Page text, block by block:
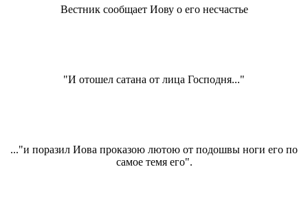
Вестник сообщает Иову о его несчастье
"И отошел сатана от лица Господня..."
..."и поразил Иова проказою лютою от подошвы ноги его по
самое темя его".